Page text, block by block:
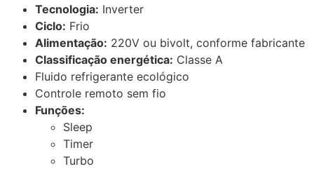
Tecnologia: Inverter
Ciclo: Frio
Alimentação: 220V ou bivolt, conforme fabricante
Classificação energética: Classe A
Fluido refrigerante ecológico
Controle remoto sem fio
Funções:
Sleep
Timer
Turbo